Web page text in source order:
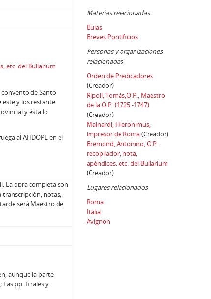
etc. del Bullarium
de Santo
este y los restante
y ésta lo
al AHDOPE en el
La obra completa son
transcripción, notas,
será Maestro de
aunque la parte
Las pp. finales y
Materias relacionadas
Bulas
Breves Pontificios
Personas y organizaciones
relacionadas
Orden de Predicadores
(Creador)
Ripoll, Tomás,O.P., Maestro
de la O.P. (1725 -1747)
(Creador)
Mainardi, Hieronimus,
impresor de Roma(Creador)
Bremond, Antonino, O.P.
recopilador, nota,
apéndices, etc. del Bullarium
(Creador)
Lugares relacionados
Roma
Italia
Avignon